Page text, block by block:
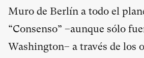
Muro de Berlín a todo el
“Consenso” –aunque sólo
Washington– a través de los